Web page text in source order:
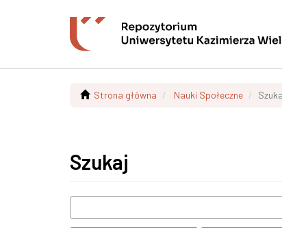
Strona główna Nauki Społeczne
Szukaj